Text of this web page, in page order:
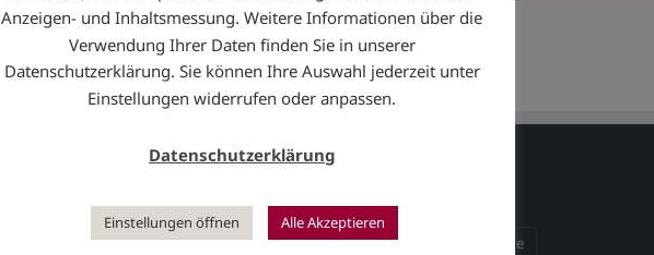
Fohlen leasen – geht das?
Boote
Anzeigen- und Inhaltsmessung. Weitere Informationen über die
Verwendung Ihrer Daten finden Sie in unserer
Datenschutzerklärung. Sie können Ihre Auswahl jederzeit unter
Einstellungen widerrufen oder anpassen.
Datenschutzerklärung
Einstellungen öffnen Alle Akzeptieren